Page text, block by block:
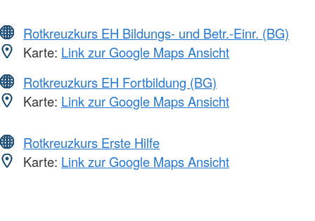
Rotkreuzkurs EH Bildungs- und Betr.-Einr. (BG)
Karte: Link zur Google Maps Ansicht
Rotkreuzkurs EH Fortbildung (BG)
Karte: Link zur Google Maps Ansicht
Rotkreuzkurs Erste Hilfe
Karte: Link zur Google Maps Ansicht